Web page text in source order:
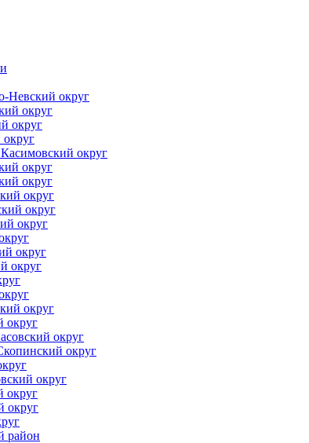
Невский округ
округ
округ
округ
округ
округ
округ
округ
округ
округ
округ
округ
округ
округ
округ
округ
округ
округ
район